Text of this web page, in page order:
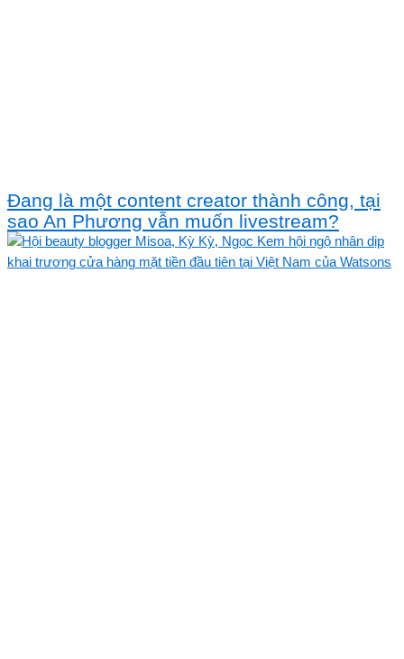
Đang là một content creator thành công, tại
sao An Phương vẫn muốn livestream?